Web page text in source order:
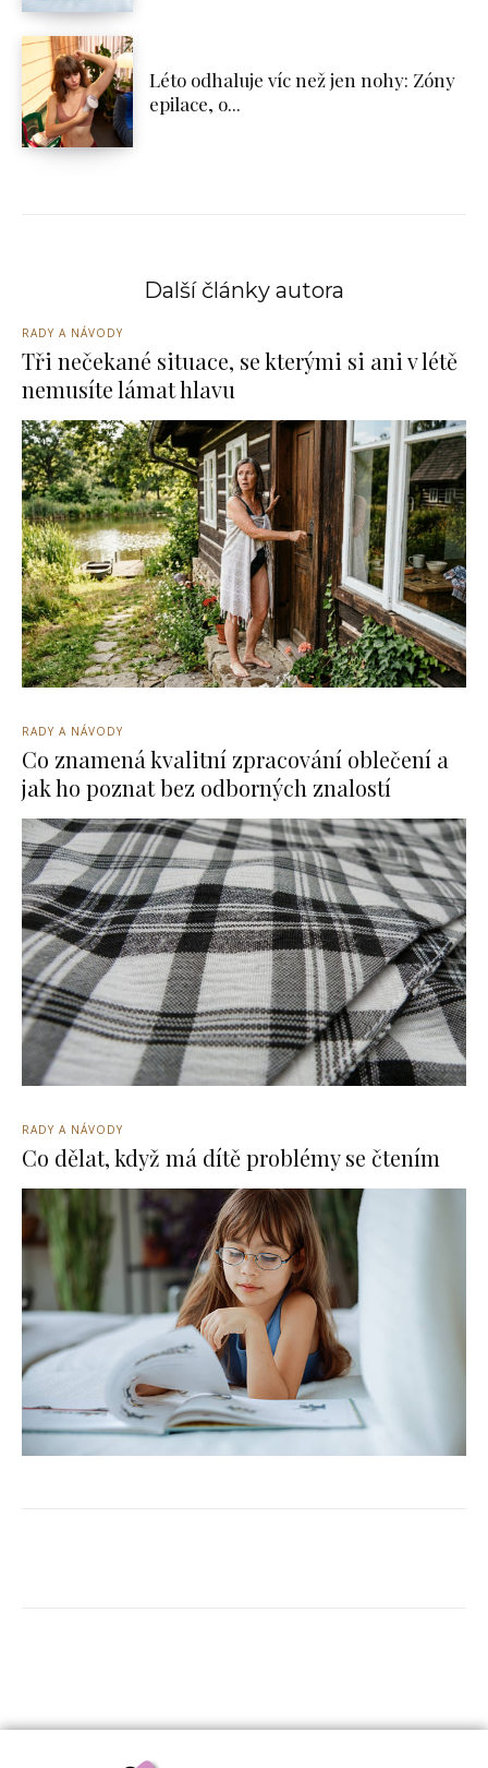
Léto odhaluje víc než jen nohy: Zóny
epilace, o...
Další články autora
RADY A NÁVODY
Tři nečekané situace, se kterými si ani v létě
nemusíte lámat hlavu
RADY A NÁVODY
Co znamená kvalitní zpracování oblečení a
jak ho poznat bez odborných znalostí
RADY A NÁVODY
Co dělat, když má dítě problémy se čtením